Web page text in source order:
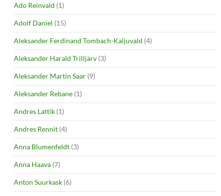
Ado Reinvald (1)
Adolf Daniel (15)
Aleksander Ferdinand Tombach-Kaljuvald (4)
Aleksander Harald Trilljärv (3)
Aleksander Martin Saar (9)
Aleksander Rebane (1)
Andres Lattik (1)
Andres Rennit (4)
Anna Blumenfeldt (3)
Anna Haava (7)
Anton Suurkask (6)